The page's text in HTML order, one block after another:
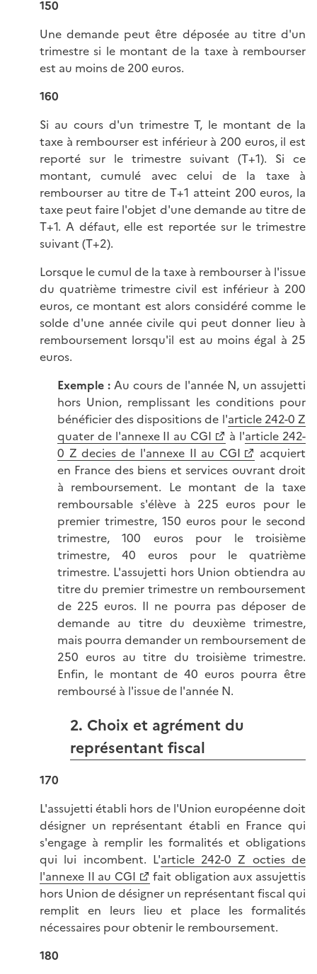
150
Une demande peut être déposée au titre d'un
trimestre si le montant de la taxe à rembourser
est au moins de 200 euros.
160
Si au cours d'un trimestre T, le montant de la
taxe à rembourser est inférieur à 200 euros, il est
reporté sur le trimestre suivant (T+1). Si ce
montant, cumulé avec celui de la taxe à
rembourser au titre de T+1 atteint 200 euros, la
taxe peut faire l'objet d'une demande au titre de
T+1. A défaut, elle est reportée sur le trimestre
suivant (T+2).
Lorsque le cumul de la taxe à rembourser à l'issue
du quatrième trimestre civil est inférieur à 200
euros, ce montant est alors considéré comme le
solde d'une année civile qui peut donner lieu à
remboursement lorsqu'il est au moins égal à 25
euros.
Exemple :Au cours de l'année N, un assujetti
hors Union, remplissant les conditions pour
bénéficier des dispositions de l'article 242-0 Z
quater de l'annexe II au CGI
à l'article 242-
0 Z decies de l'annexe II au CGI
acquiert
en France des biens et services ouvrant droit
à remboursement. Le montant de la taxe
remboursable s'élève à 225 euros pour le
premier trimestre, 150 euros pour le second
trimestre, 100 euros pour le troisième
trimestre, 40 euros pour le quatrième
trimestre. L'assujetti hors Union obtiendra au
titre du premier trimestre un remboursement
de 225 euros. Il ne pourra pas déposer de
demande au titre du deuxième trimestre,
mais pourra demander un remboursement de
250 euros au titre du troisième trimestre.
Enfin, le montant de 40 euros pourra être
remboursé à l'issue de l'année N.
2. Choix et agrément du
représentant fiscal
170
L'assujetti établi hors de l'Union européenne doit
désigner un représentant établi en France qui
s'engage à remplir les formalités et obligations
qui lui incombent. L'article 242-0 Z octies de
l'annexe II au CGI
fait obligation aux assujettis
hors Union de désigner un représentant fiscal qui
remplit en leurs lieu et place les formalités
nécessaires pour obtenir le remboursement.
180